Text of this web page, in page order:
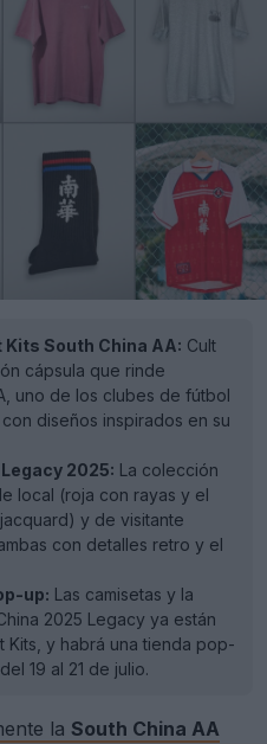
South China AA: Cult
cápsula que rinde
uno de los clubes de fútbol
diseños inspirados en su
2025: La colección
local (roja con rayas y el
y de visitante
con detalles retro y el
up: Las camisetas y la
2025 Legacy ya están
Kits, y habrá una tienda pop-
19 al 21 de julio.
la South China AA